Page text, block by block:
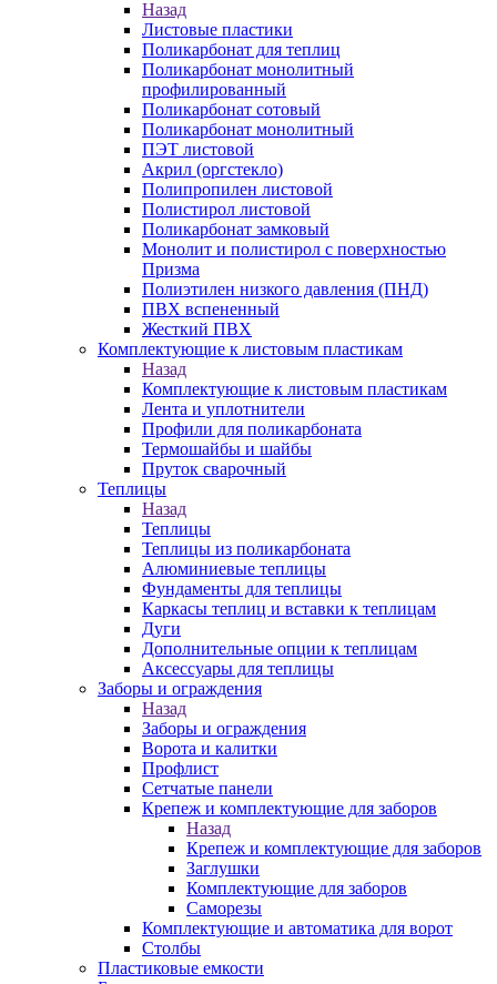
Назад
Листовые пластики
Поликарбонат для теплиц
Поликарбонат монолитный
профилированный
Поликарбонат сотовый
Поликарбонат монолитный
ПЭТ листовой
Акрил (оргстекло)
Полипропилен листовой
Полистирол листовой
Поликарбонат замковый
Монолит и полистирол с поверхностью
Призма
Полиэтилен низкого давления (ПНД)
ПВХ вспененный
Жесткий ПВХ
Комплектующие к листовым пластикам
Назад
Комплектующие к листовым пластикам
Лента и уплотнители
Профили для поликарбоната
Термошайбы и шайбы
Пруток сварочный
Теплицы
Назад
Теплицы
Теплицы из поликарбоната
Алюминиевые теплицы
Фундаменты для теплицы
Каркасы теплиц и вставки к теплицам
Дуги
Дополнительные опции к теплицам
Аксессуары для теплицы
Заборы и ограждения
Назад
Заборы и ограждения
Ворота и калитки
Профлист
Сетчатые панели
Крепеж и комплектующие для заборов
Назад
Крепеж и комплектующие для заборов
Заглушки
Комплектующие для заборов
Саморезы
Комплектующие и автоматика для ворот
Столбы
Пластиковые емкости